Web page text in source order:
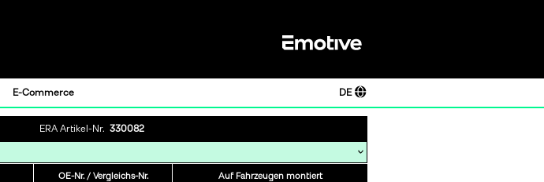
E-Commerce DE
ERA Artikel-Nr. 330082
OE-Nr. / Vergleichs-Nr. Auf Fahrzeugen montiert